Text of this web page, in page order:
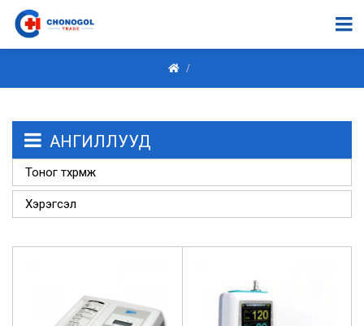
АНГИЛЛУУД
Тоног төхөөрөмж
Хэрэгсэл